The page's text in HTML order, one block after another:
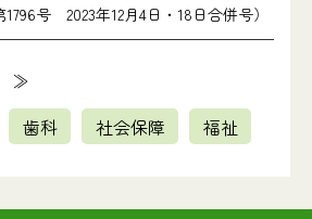
号 2023年12月4日・18日合併号）
歯科 社会保障 福祉